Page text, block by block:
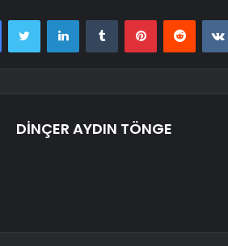
FacebookTwitter LinkedInTumblr PinterestReddit
DİNÇER AYDIN TÖNGE